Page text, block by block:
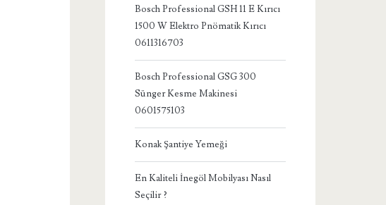
Bosch Professional GSH 11 E Kırıcı
1500 W Elektro Pnömatik Kırıcı
0611316703
Bosch Professional GSG 300
Sünger Kesme Makinesi
0601575103
Konak Şantiye Yemeği
En Kaliteli İnegöl Mobilyası Nasıl
Seçilir ?